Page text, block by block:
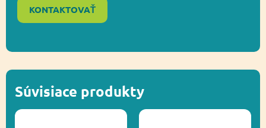
Ďalšie informácie
KONTAKTOVAŤ
Súvisiace produkty